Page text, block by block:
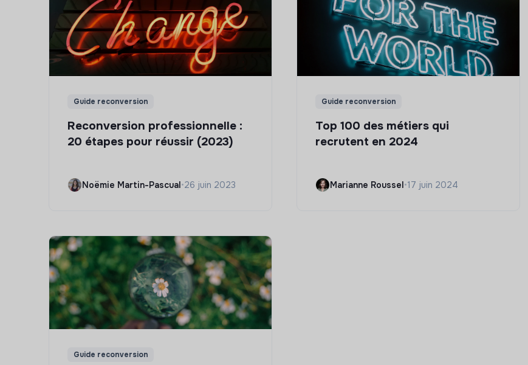
Guide reconversion
Reconversion professionnelle :
20 étapes pour réussir (2023)
Noëmie Martin-Pascual•26 juin 2023
Guide reconversion
Top 100 des métiers qui
recrutent en 2024
Marianne Roussel•17 juin 2024
Guide reconversion